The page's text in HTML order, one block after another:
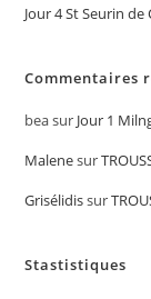
Jour 4 St Seurin
Commentaires
beasur Jour 1
Malenesur
Grisélidissur
Stastistiques